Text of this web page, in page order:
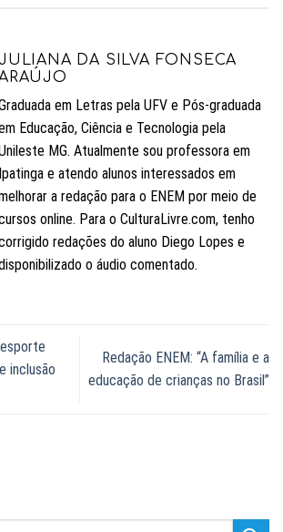
DA SILVA FONSECA
em Letras pela UFV e Pós-graduada
Educação, Ciência e Tecnologia pela
MG. Atualmente sou professora em
Ipatinga e atendo alunos interessados em
a redação para o ENEM por meio de
online. Para o CulturaLivre.com, tenho
redações do aluno Diego Lopes e
o áudio comentado.
esporte
inclusão
Redação ENEM: “A família e a
educação de crianças no Brasil”